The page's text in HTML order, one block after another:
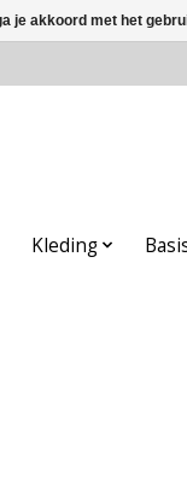
Kleding
je akkoord met het